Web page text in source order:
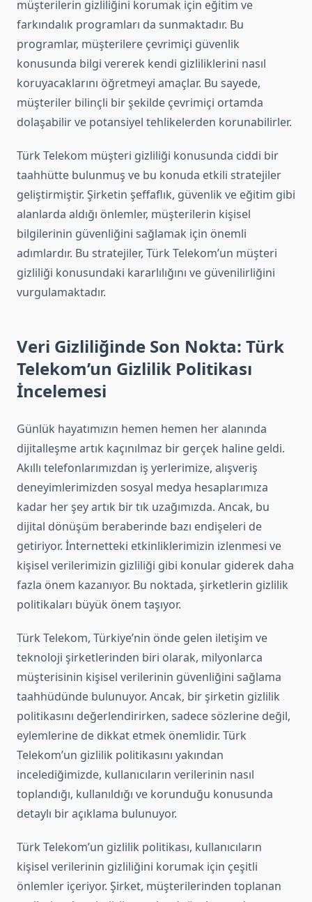
müşterilerin gizliliğini korumak için eğitim ve
farkındalık programları da sunmaktadır. Bu
programlar, müşterilere çevrimiçi güvenlik
konusunda bilgi vererek kendi gizliliklerini nasıl
koruyacaklarını öğretmeyi amaçlar. Bu sayede,
müşteriler bilinçli bir şekilde çevrimiçi ortamda
dolaşabilir ve potansiyel tehlikelerden korunabilirler.
Türk Telekom müşteri gizliliği konusunda ciddi bir
taahhütte bulunmuş ve bu konuda etkili stratejiler
geliştirmiştir. Şirketin şeffaflık, güvenlik ve eğitim gibi
alanlarda aldığı önlemler, müşterilerin kişisel
bilgilerinin güvenliğini sağlamak için önemli
adımlardır. Bu stratejiler, Türk Telekom’un müşteri
gizliliği konusundaki kararlılığını ve güvenilirliğini
vurgulamaktadır.
Veri Gizliliğinde Son Nokta: Türk
Telekom’un Gizlilik Politikası
İncelemesi
Günlük hayatımızın hemen hemen her alanında
dijitalleşme artık kaçınılmaz bir gerçek haline geldi.
Akıllı telefonlarımızdan iş yerlerimize, alışveriş
deneyimlerimizden sosyal medya hesaplarımıza
kadar her şey artık bir tık uzağımızda. Ancak, bu
dijital dönüşüm beraberinde bazı endişeleri de
getiriyor. İnternetteki etkinliklerimizin izlenmesi ve
kişisel verilerimizin gizliliği gibi konular giderek daha
fazla önem kazanıyor. Bu noktada, şirketlerin gizlilik
politikaları büyük önem taşıyor.
Türk Telekom, Türkiye’nin önde gelen iletişim ve
teknoloji şirketlerinden biri olarak, milyonlarca
müşterisinin kişisel verilerinin güvenliğini sağlama
taahhüdünde bulunuyor. Ancak, bir şirketin gizlilik
politikasını değerlendirirken, sadece sözlerine değil,
eylemlerine de dikkat etmek önemlidir. Türk
Telekom’un gizlilik politikasını yakından
incelediğimizde, kullanıcıların verilerinin nasıl
toplandığı, kullanıldığı ve korunduğu konusunda
detaylı bir açıklama bulunuyor.
Türk Telekom’un gizlilik politikası, kullanıcıların
kişisel verilerinin gizliliğini korumak için çeşitli
önlemler içeriyor. Şirket, müşterilerinden toplanan